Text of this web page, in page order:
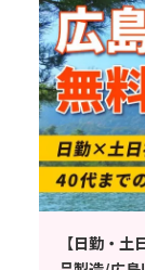
【日勤・